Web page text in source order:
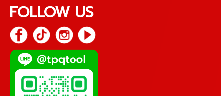
FOLLOW US